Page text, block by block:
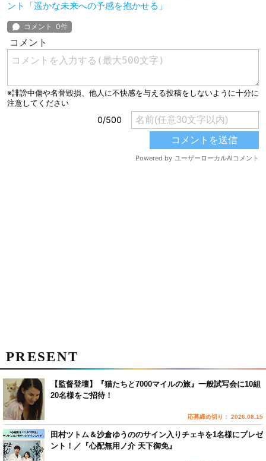
ント「遥かな未来への予感を抱かせる」
PRESENT
【監督登壇】『猫たちと7000マイルの旅』一般試写会に10組
20名様をご招待！
応募締め切り： 2026.08.15
田村ツトム＆沙倉ゆうののサイン入りチェキを1名様にプレゼ
ント！／『心配無用ノ介 天下御免』